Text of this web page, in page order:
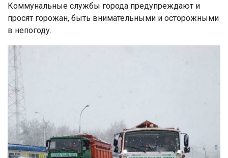
Коммунальные службы города предупреждают и
просят горожан, быть внимательными и осторожными
в непогоду.